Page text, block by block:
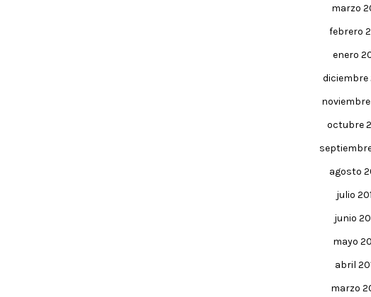
marzo
febrero
enero
diciembre
noviembre
octubre
agosto
julio
junio
mayo
abril
marzo